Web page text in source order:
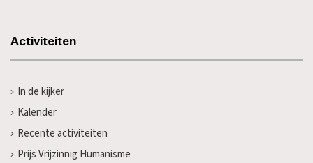
Activiteiten
In de kijker
Kalender
Recente activiteiten
Prijs Vrijzinnig Humanisme